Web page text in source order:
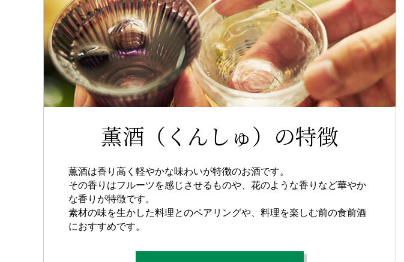
薫酒（くんしゅ）の特徴
薫酒は香り高く軽やかな味わいが特徴のお酒です。
その香りはフルーツを感じさせるものや、花のような香りなど華やか
な香りが特徴です。
素材の味を生かした料理とのペアリングや、料理を楽しむ前の食前酒
におすすめです。